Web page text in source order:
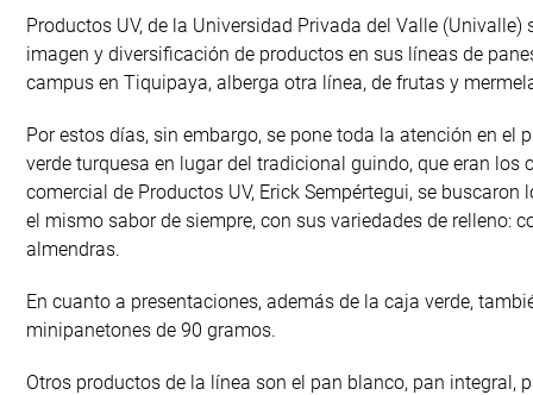
Productos UV, de la Universidad Privada del Valle
imagen y diversificación de productos en sus líneas de
campus en Tiquipaya, alberga otra línea, de frutas y
Por estos días, sin embargo, se pone toda la atención en
verde turquesa en lugar del tradicional guindo, que eran
comercial de Productos UV, Erick Sempértegui, se
el mismo sabor de siempre, con sus variedades de relleno:
almendras.
En cuanto a presentaciones, además de la caja verde,
minipanetones de 90 gramos.
Otros productos de la línea son el pan blanco, pan